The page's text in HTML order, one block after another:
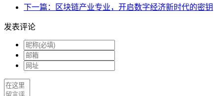
下一篇：区块链产业专业，开启数字经济新时代的密钥
发表评论